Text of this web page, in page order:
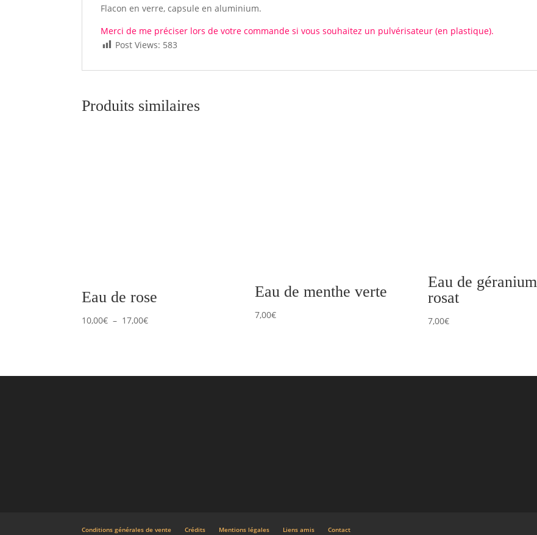
Flacon en verre, capsule en aluminium.
Merci de me préciser lors de votre commande si vous souhaitez un pulvérisateur (en plastique).
Post Views: 583
Produits similaires
Eau de rose
10,00€ – 17,00€Plage
à
Eau de menthe verte
7,00€
Eau de géranium
rosat
7,00€
Conditions générales de vente Crédits Mentions légales Liens amis Contact